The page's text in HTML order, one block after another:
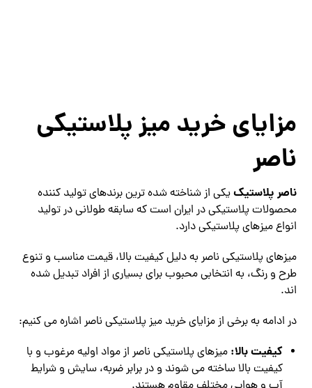
مزایای خرید میز پلاستیکی
ناصر
ناصر پلاستیکیکی از شناخته‌ شده‌ ترین برندهای تولید کننده
محصولات پلاستیکی در ایران است که سابقه طولانی در تولید
انواع میزهای پلاستیکی دارد.
میزهای پلاستیکی ناصر به دلیل کیفیت بالا، قیمت مناسب و تنوع
طرح و رنگ، به انتخابی محبوب برای بسیاری از افراد تبدیل شده‌
اند.
در ادامه به برخی از مزایای خرید میز پلاستیکی ناصر اشاره می‌ کنیم:
کیفیت بالا: میزهای پلاستیکی ناصر از مواد اولیه مرغوب و با
کیفیت بالا ساخته می‌ شوند و در برابر ضربه، سایش و شرایط